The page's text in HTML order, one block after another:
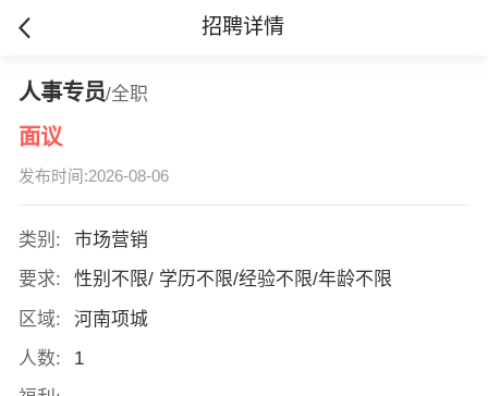
招聘详情
人事专员/全职
面议
发布时间:2026-08-06
类别:
市场营销
要求:
性别不限/ 学历不限/经验不限/年龄不限
区域:
河南项城
人数:
1